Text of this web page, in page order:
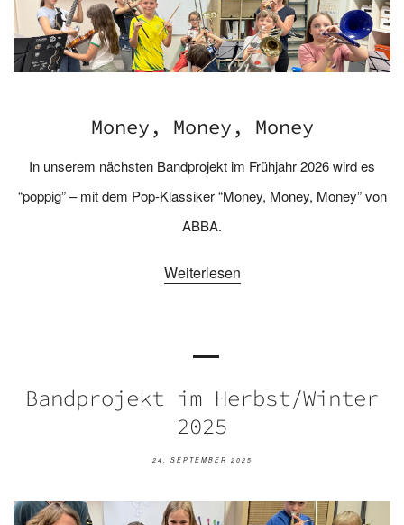
Money, Money, Money
In unserem nächsten Bandprojekt im Frühjahr 2026 wird es
“poppig” – mit dem Pop-Klassiker “Money, Money, Money” von
ABBA.
Weiterlesen
Bandprojekt im Herbst/Winter
2025
24. SEPTEMBER 2025